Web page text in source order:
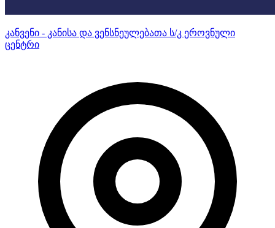
კანვენი - კანისა და ვენსნეულებათა ს/კ ეროვნული
ცენტრი